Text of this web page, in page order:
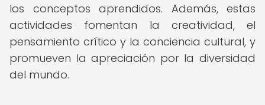
los conceptos aprendidos. Además, estas
actividades fomentan la creatividad, el
pensamiento crítico y la conciencia cultural, y
promueven la apreciación por la diversidad
del mundo.